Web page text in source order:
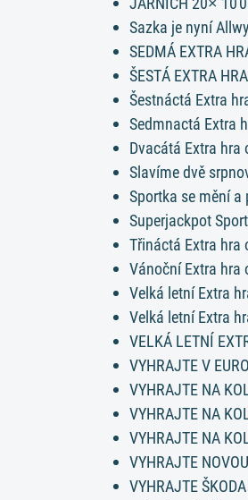
Sazka je nyní
SEDMÁ EXTRA
ŠESTÁ EXTRA
Šestnáctá Extra
Sedmnactá Extra
Dvacátá Extra hra
Slavíme dvě
Sportka se mění
Superjackpot
Třináctá Extra hra
Vánoční Extra hra
Velká letní Extra
Velká letní Extra
VELKÁ LETNÍ
VYHRAJTE V
VYHRAJTE NA
VYHRAJTE NA
VYHRAJTE NA
VYHRAJTE
VYHRAJTE